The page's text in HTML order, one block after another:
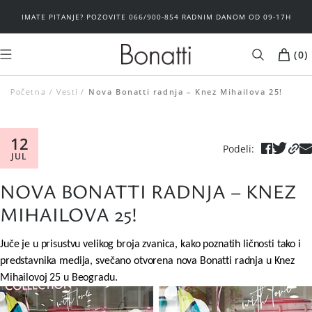
IMATE PITANJE? POZOVITE 066/900-854 RADNIM DANOM OD 09-17H
ŽENE
Brushalteri
Donji veš
Spavaći program
Sport
Kupaći kostimi
MUŠKARCI
Donji veš
Spavaći program
Plažni program
Outlet
(0)
Nova Bonatti radnja – Knez Mihailova 25!
Vesti
Početna
12
JUL
Podeli:
NOVA BONATTI RADNJA – KNEZ
MIHAILOVA 25!
Juče je u prisustvu velikog broja zvanica, kako poznatih ličnosti tako i
predstavnika medija, svečano otvorena nova Bonatti radnja u Knez
Mihailovoj 25 u Beogradu.